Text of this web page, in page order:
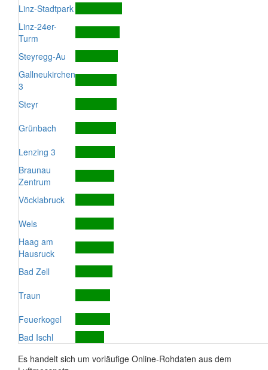
Linz-Stadtpark
Linz-24er-
Turm
Steyregg-Au
Gallneukirchen
3
Steyr
Grünbach
Lenzing 3
Braunau
Zentrum
Vöcklabruck
Wels
Haag am
Hausruck
Bad Zell
Traun
Feuerkogel
Bad Ischl
Es handelt sich um vorläufige Online-Rohdaten aus dem